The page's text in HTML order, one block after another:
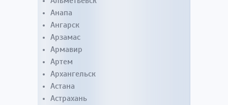
Анапа
Ангарск
Арзамас
Армавир
Артем
Архангельск
Астана
Астрахань